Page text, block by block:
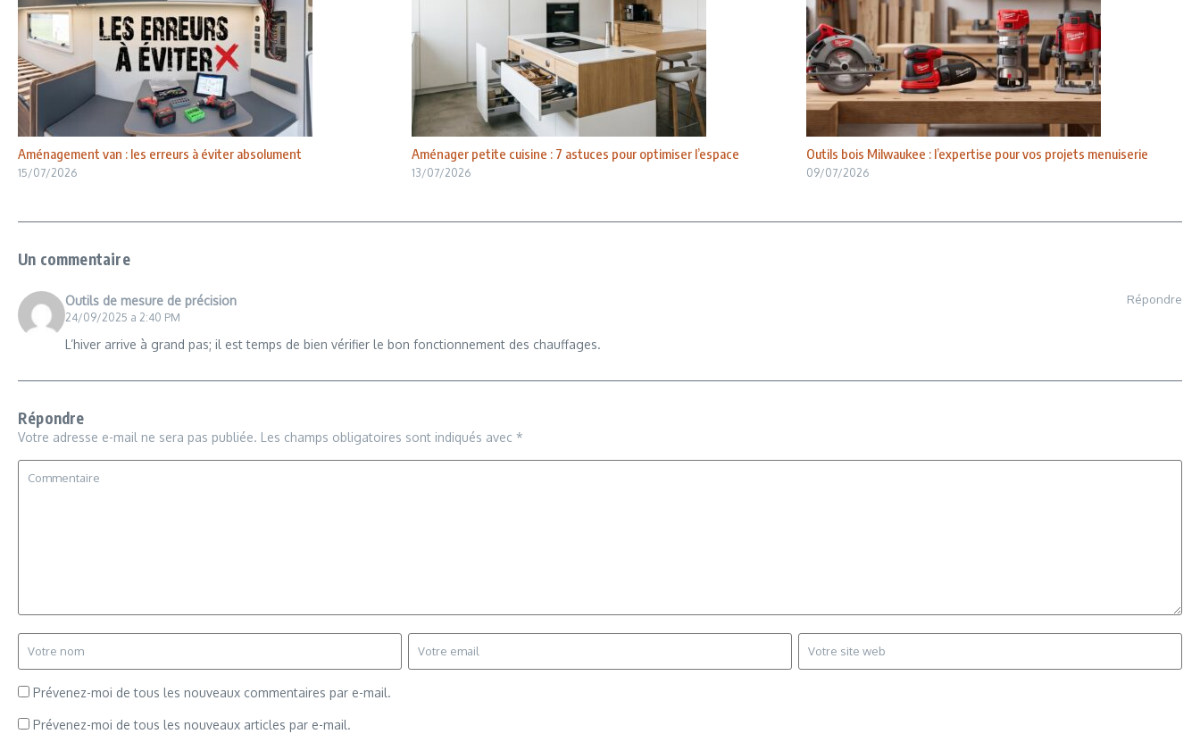
Aménagement van : les erreurs à éviter absolument
15/07/2026
Aménager petite cuisine : 7 astuces pour optimiser l’espace
13/07/2026
Outils bois Milwaukee : l’expertise pour vos projets menuiserie
09/07/2026
Un commentaire
Outils de mesure de précision
24/09/2025 a 2:40 PM
Répondre
L’hiver arrive à grand pas; il est temps de bien vérifier le bon fonctionnement des chauffages.
Répondre
Votre adresse e-mail ne sera pas publiée. Les champs obligatoires sont indiqués avec *
Prévenez-moi de tous les nouveaux commentaires par e-mail.
Prévenez-moi de tous les nouveaux articles par e-mail.